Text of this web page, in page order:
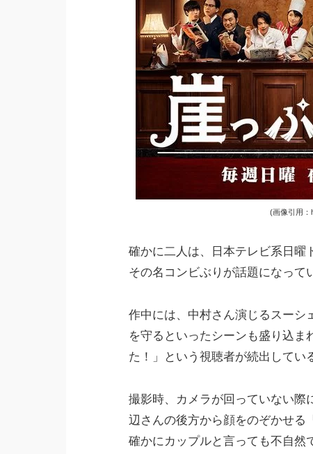
(画像引用：
確かに二人は、日本テレビ系日曜
その名コンビぶりが話題になって
作中には、中村さん演じるスーシ
を守るといったシーンも盛り込ま
た！」という視聴者が続出してい
撮影時、カメラが回っていない際
辺さんの後方から顔をのぞかせる
確かにカップルと言っても不自然